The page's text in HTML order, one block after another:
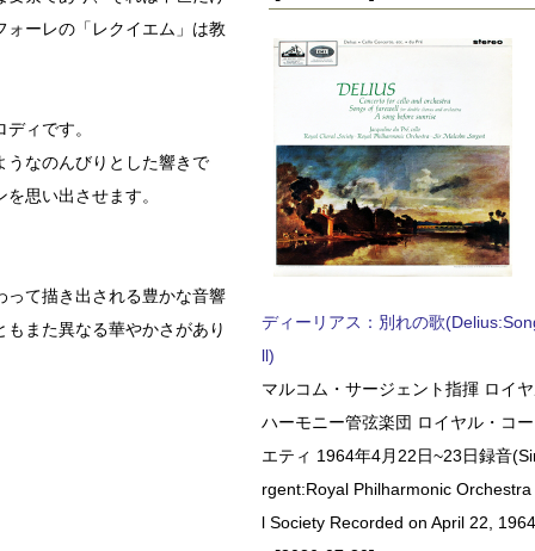
ーレの「レクイエム」は教
ィです。
うなのんびりとした響きで
思い出させます。
って描き出される豊かな音響
また異なる華やかさがあり
ディーリアス：別れの歌
ll)
マルコム・サージェント指揮 ロイ
ハーモニー管弦楽団 ロイヤル・コ
エティ 1964年4月22日~23日録音
rgent:Royal Philharmonic
l Society Recorded on April 22,